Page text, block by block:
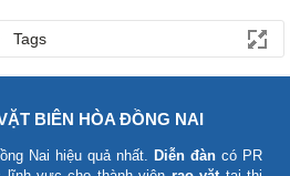
Tags
BIÊN HÒA ĐỒNG NAI
Nai hiệu quả nhất. Diễn đàn có PR